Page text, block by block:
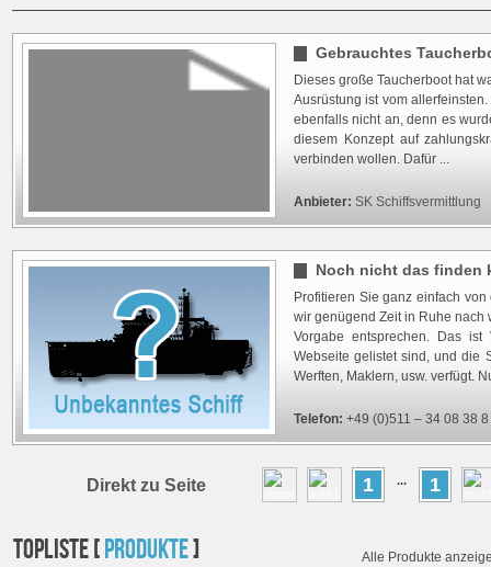
Gebrauchtes
Dieses große Taucherboot hat
Ausrüstung ist vom
ebenfalls nicht an, denn es
diesem Konzept auf
verbinden wollen. Dafür ...
Anbieter: SK Schiffsvermittlung
Noch nicht das finden
Profitieren Sie ganz einfach
wir genügend Zeit in Ruhe nach
Vorgabe entsprechen. Das
Webseite gelistet sind, und die
Werften, Maklern, usw. verfügt.
Telefon: +49 (0)511 – 34 08 38 8
Direkt zu Seite 1 ... 1
TOPLISTE [ PRODUKTE] Alle Produkte